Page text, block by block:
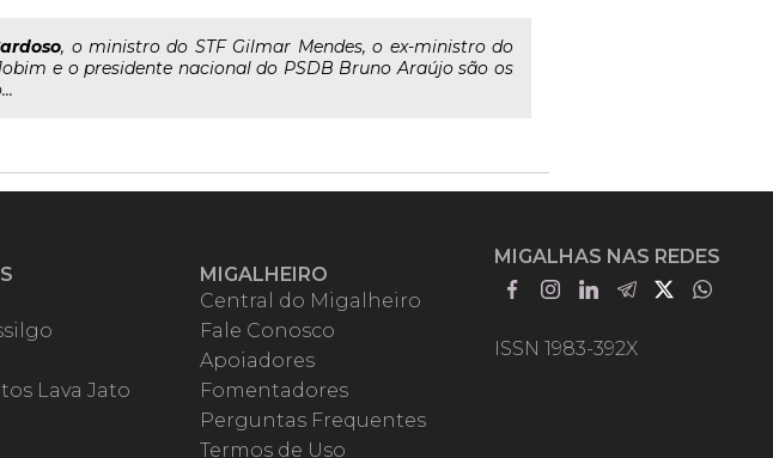
, o ministro do STF Gilmar Mendes, o ex-ministro do
e o presidente nacional do PSDB Bruno Araújo são os
Lava Jato
MIGALHEIRO
Central do Migalheiro
Fale Conosco
Apoiadores
Fomentadores
Perguntas Frequentes
Termos de Uso
MIGALHAS NAS REDES
ISSN 1983-392X